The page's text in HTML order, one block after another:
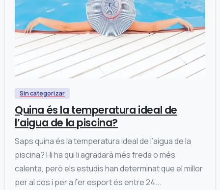
0
Sin categorizar
Quina és la temperatura ideal de
l’aigua de la piscina?
Saps quina és la temperatura ideal de l’aigua de la
piscina? Hi ha qui li agradarà més freda o més
calenta, però els estudis han determinat que el millor
per al cos i per a fer esport és entre 24...